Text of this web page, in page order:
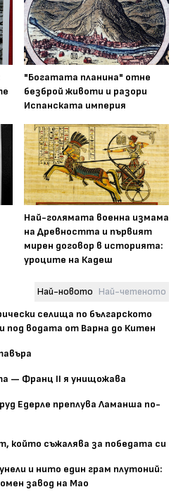
"Богатата планина" отне
безброй животи и разори
Испанската империя
Най-голямата военна измама
на Древността и първият
мирен договор в историята:
уроците на Кадеш
Най-новото Най-четеното
селища по българското
под водата от Варна до Китен
— Франц II я унищожава
Едерле преплува Ламанша по-
който съжалява за победата си
и нито един грам плутоний:
завод на Мао